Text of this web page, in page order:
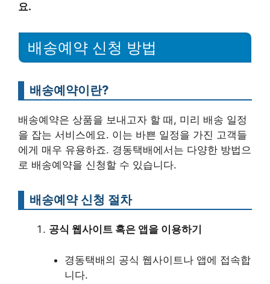
요.
배송예약 신청 방법
배송예약이란?
배송예약은 상품을 보내고자 할 때, 미리 배송 일정
을 잡는 서비스에요. 이는 바쁜 일정을 가진 고객들
에게 매우 유용하죠. 경동택배에서는 다양한 방법으
로 배송예약을 신청할 수 있습니다.
배송예약 신청 절차
공식 웹사이트 혹은 앱을 이용하기
경동택배의 공식 웹사이트나 앱에 접속합
니다.